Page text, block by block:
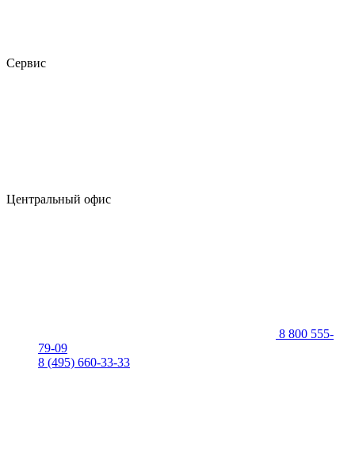
Сервис
Центральный офис
8 800 555-
79-09
8 (495) 660-33-33